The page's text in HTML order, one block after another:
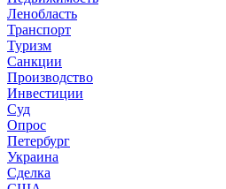
Ленобласть
Транспорт
Туризм
Санкции
Производство
Инвестиции
Суд
Опрос
Петербург
Украина
Сделка